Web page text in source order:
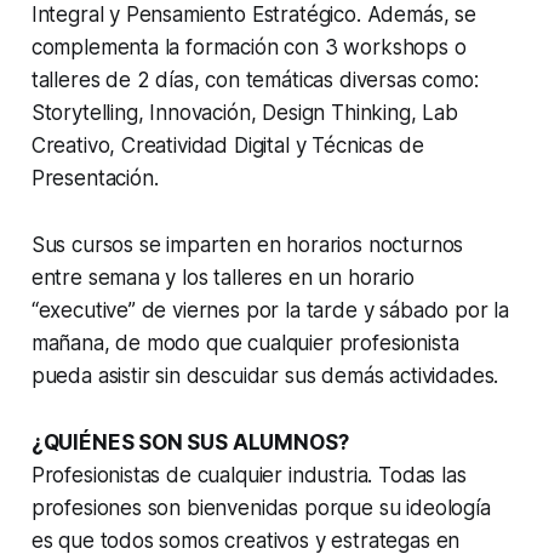
Integral y Pensamiento Estratégico. Además, se
complementa la formación con 3 workshops o
talleres de 2 días, con temáticas diversas como:
Storytelling, Innovación, Design Thinking, Lab
Creativo, Creatividad Digital y Técnicas de
Presentación.
Sus cursos se imparten en horarios nocturnos
entre semana y los talleres en un horario
“executive” de viernes por la tarde y sábado por la
mañana, de modo que cualquier profesionista
pueda asistir sin descuidar sus demás actividades.
¿QUIÉNES SON SUS ALUMNOS?
Profesionistas de cualquier industria. Todas las
profesiones son bienvenidas porque su ideología
es que todos somos creativos y estrategas en